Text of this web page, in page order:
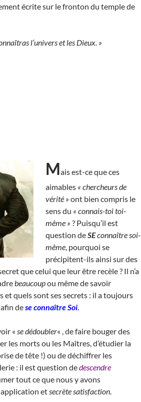
écrite sur le fronton du temple de
l’univers et les Dieux. »
Mais est-ce que ces
aimables « chercheurs de
vérité » ont bien compris le
sens du « connais-toi toi-
même » ? Puisqu’il est
question deSEconnaître soi-
même, pourquoi se
précipitent-ils ainsi sur des
que celui que leur être recèle ? Il n’a
beaucoupou même de savoir
et quels sont ses secrets : il a toujours
afin dese connaître Soi.
« se dédoubler« , de faire bouger des
les morts ou les Maîtres, d’étudier la
de tête !) ou de déchiffrer les
: il est question dedescendre
tout ce que nous y avons
etsecrète satisfaction.